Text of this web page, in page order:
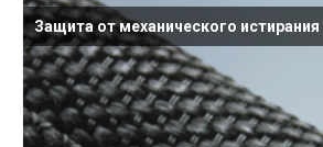
Защита от механического истирания